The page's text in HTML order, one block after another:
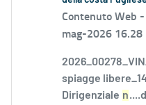
Contenuto Web -
mag-2026 16.28
spiagge
Dirigenziale n